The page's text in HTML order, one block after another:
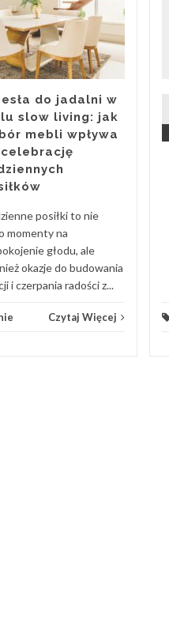
do jadalni w
slow living: jak
mebli wpływa
posiłki to nie
momenty na
głodu, ale
okazje do budowania
i czerpania radości z...
Czytaj Więcej